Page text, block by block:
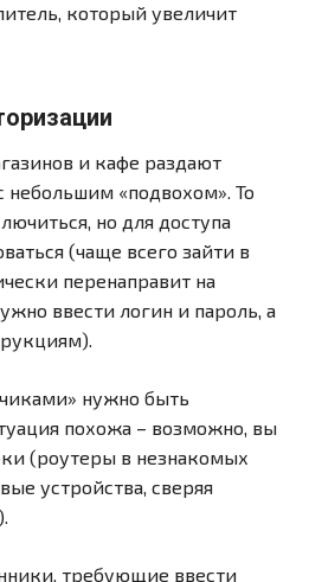
который увеличит
и кафе раздают
небольшим «подвохом». То
но для доступа
(чаще всего зайти в
перенаправит на
ввести логин и пароль, а
нужно быть
похожа – возможно, вы
(роутеры в незнакомых
устройства, сверяя
требующие ввести